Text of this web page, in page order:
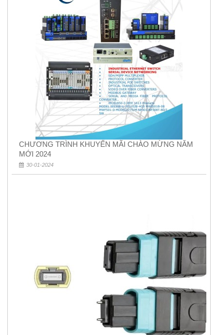
CHƯƠNG TRÌNH KHUYẾN MÃI CHÀO MỪNG NĂM
MỚI 2024
30-01-2024